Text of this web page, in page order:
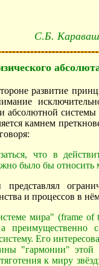
С.Б.
развитие
абсолютной системы
камнем
что в
было бы
и процессов в
мира" (frame
преимущественно
Его
"гармонии" этой
к миру